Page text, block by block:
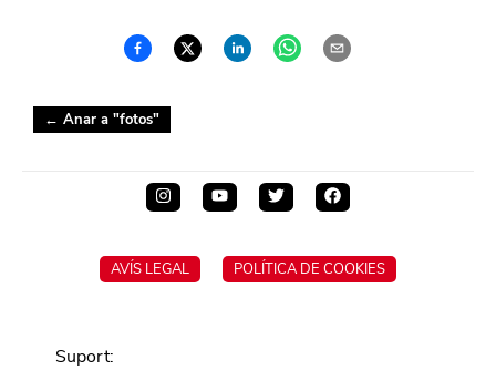
← Anar a "fotos"
AVÍS LEGAL POLÍTICA DE COOKIES
Suport: